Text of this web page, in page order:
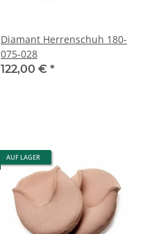
Diamant Herrenschuh 180-
075-028
122,00 € *
AUF LAGER